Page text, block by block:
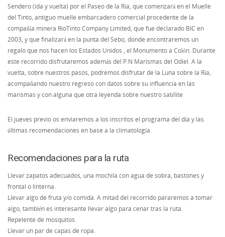
Sendero (ida y vuelta) por el Paseo de la Ría, que comenzará en el Muelle
del Tinto, antiguo muelle embarcadero comercial procedente de la
compañía minera RioTinto Company Limited, que fue declarado BIC en
2003, y que finalizará en la punta del Sebo, donde encontraremos un
regalo que nos hacen los Estados Unidos , el Monumento a Colón. Durante
este recorrido disfrutaremos además del P.N Marismas del Odiel. A la
vuelta, sobre nuestros pasos, podremos disfrutar de la Luna sobre la Ría,
acompañando nuestro regreso con datos sobre su influencia en las
marismas y con alguna que otra leyenda sobre nuestro satélite
El jueves previo os enviaremos a los inscritos el programa del día y las
últimas recomendaciones en base a la climatología.
Recomendaciones para la ruta
Llevar zapatos adecuados, una mochila con agua de sobra, bastones y
frontal o linterna.
Llevar algo de fruta y/o comida. A mitad del recorrido pararemos a tomar
algo, también es interesante llevar algo para cenar tras la ruta.
Repelente de mosquitos.
Llevar un par de capas de ropa.